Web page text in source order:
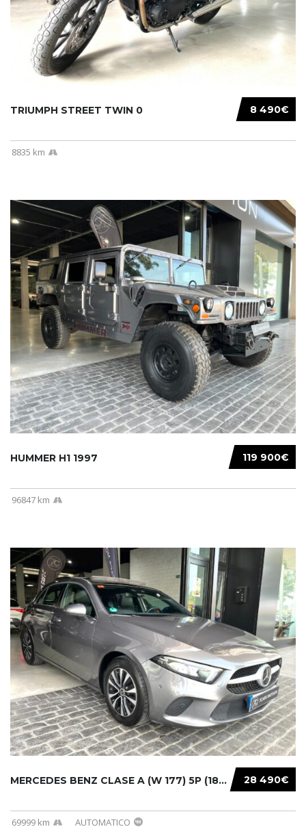
8 490€
TRIUMPH STREET TWIN 0
8835 km
119 900€
HUMMER H1 1997
96847 km
28 490€
MERCEDES BENZ CLASE A (W 177) 5P (18-) 2020....
69999 km AUTOMATICO